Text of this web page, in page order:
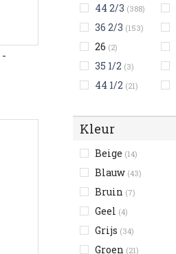
44 2/3 (388)
36 2/3 (153)
26 (2)
35 1/2 (3)
44 1/2 (21)
Kleur
Beige (14)
Blauw (43)
Bruin (7)
Geel (4)
Grijs (34)
Groen (21)